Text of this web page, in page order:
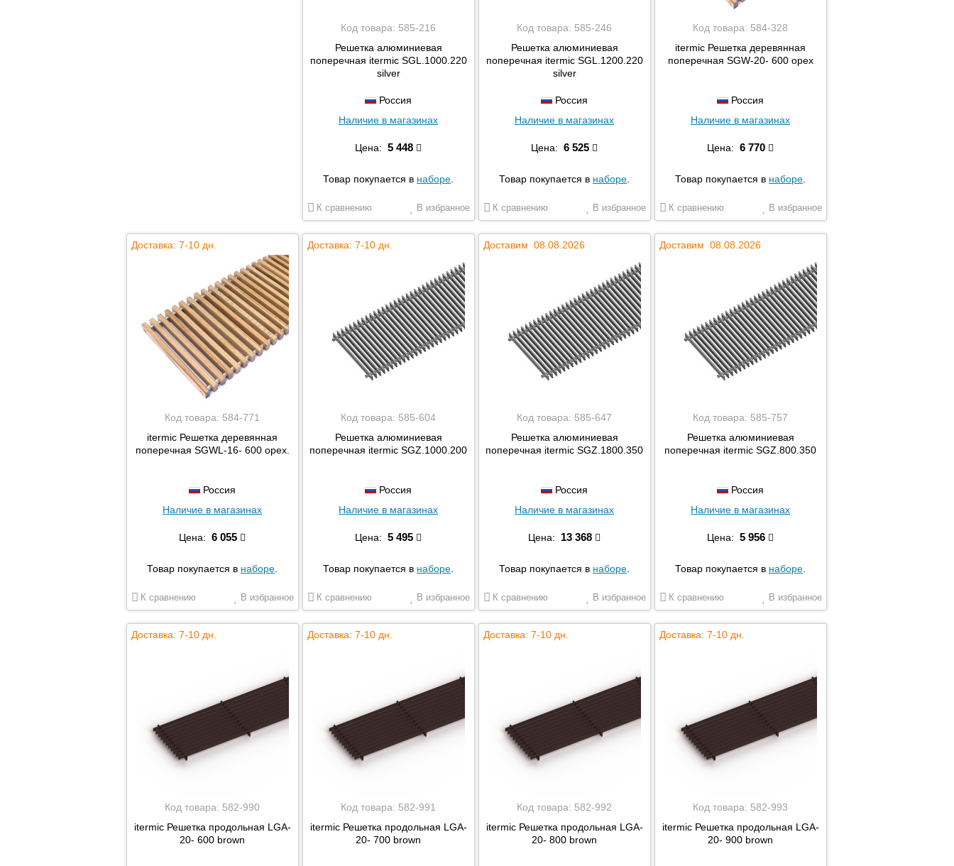
Код товара: 585-216
Решетка алюминиевая
поперечная itermic SGL.1000.220
silver
Россия
Наличие в магазинах
Цена: 5 448
Товар покупается в наборе
К сравнению В избранное
Код товара: 585-246
Решетка алюминиевая
поперечная itermic SGL.1200.220
silver
Россия
Наличие в магазинах
Цена: 6 525
Товар покупается в наборе
К сравнению В избранное
Код товара: 584-328
itermic Решетка деревянная
поперечная SGW-20- 600 орех
Россия
Наличие в магазинах
Цена: 6 770
Товар покупается в наборе
К сравнению В избранное
Доставка: 7-10 дн.
Код товара: 584-771
itermic Решетка деревянная
поперечная SGWL-16- 600 орех.
Россия
Наличие в магазинах
Цена: 6 055
Товар покупается в наборе
К сравнению В избранное
Доставка: 7-10 дн.
Код товара: 585-604
Решетка алюминиевая
поперечная itermic SGZ.1000.200
Россия
Наличие в магазинах
Цена: 5 495
Товар покупается в наборе
К сравнению В избранное
Доставим 08.08.2026
Код товара: 585-647
Решетка алюминиевая
поперечная itermic SGZ.1800.350
Россия
Наличие в магазинах
Цена: 13 368
Товар покупается в наборе
К сравнению В избранное
Доставим 08.08.2026
Код товара: 585-757
Решетка алюминиевая
поперечная itermic SGZ.800.350
Россия
Наличие в магазинах
Цена: 5 956
Товар покупается в наборе
К сравнению В избранное
Доставка: 7-10 дн.
Код товара: 582-990
itermic Решетка продольная LGA-
20- 600 brown
Доставка: 7-10 дн.
Код товара: 582-991
itermic Решетка продольная LGA-
20- 700 brown
Доставка: 7-10 дн.
Код товара: 582-992
itermic Решетка продольная LGA-
20- 800 brown
Доставка: 7-10 дн.
Код товара: 582-993
itermic Решетка продольная LGA-
20- 900 brown